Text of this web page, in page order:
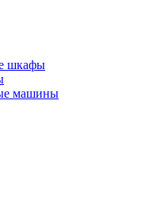
шкафы
машины